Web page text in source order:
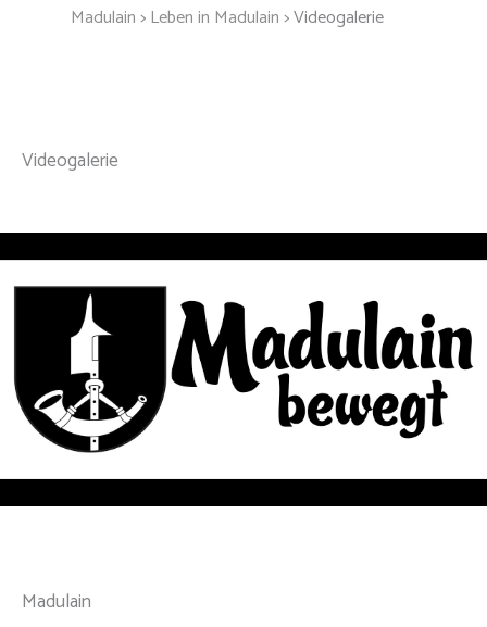
Madulain>Leben in Madulain>Videogalerie
Videogalerie
Madulain